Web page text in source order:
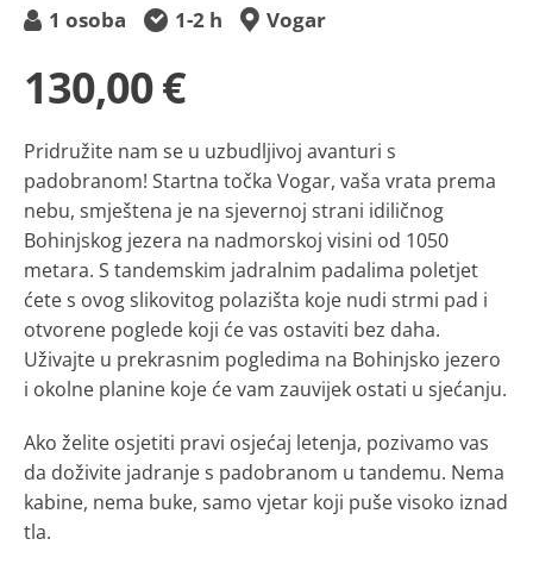
1 osoba 1-2 h Vogar
130,00 €
Pridružite nam se u uzbudljivoj avanturi s
padobranom! Startna točka Vogar, vaša vrata prema
nebu, smještena je na sjevernoj strani idiličnog
Bohinjskog jezera na nadmorskoj visini od 1050
metara. S tandemskim jadralnim padalima poletjet
ćete s ovog slikovitog polazišta koje nudi strmi pad i
otvorene poglede koji će vas ostaviti bez daha.
Uživajte u prekrasnim pogledima na Bohinjsko jezero
i okolne planine koje će vam zauvijek ostati u sjećanju.
Ako želite osjetiti pravi osjećaj letenja, pozivamo vas
da doživite jadranje s padobranom u tandemu. Nema
kabine, nema buke, samo vjetar koji puše visoko iznad
tla.